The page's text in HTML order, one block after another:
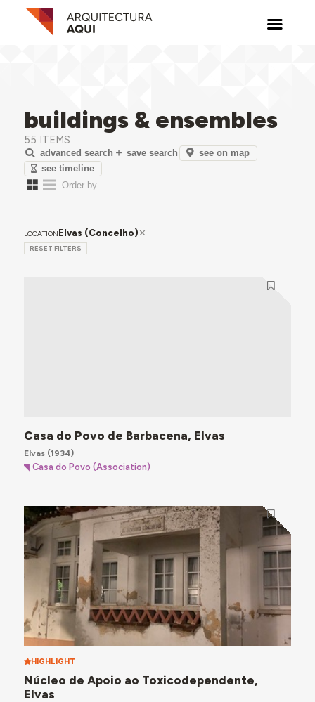
buildings & ensembles
55 ITEMS
advanced search save search
see on map
see timeline
LOCATION Elvas (Concelho)
RESET FILTERS
Casa do Povo de Barbacena, Elvas
Elvas(1934)
Casa do Povo (Association)
HIGHLIGHT
Núcleo de Apoio ao Toxicodependente,
Elvas